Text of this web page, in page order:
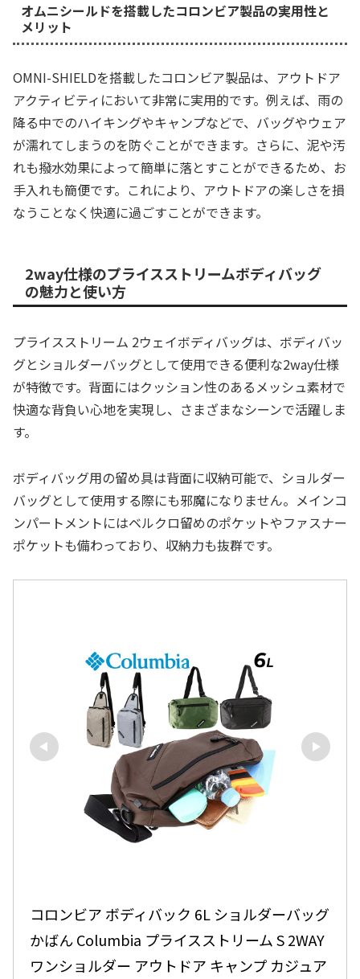
オムニシールドを搭載したコロンビア製品の実用性と
メリット
OMNI-SHIELDを搭載したコロンビア製品は、アウトドア
アクティビティにおいて非常に実用的です。例えば、雨の
降る中でのハイキングやキャンプなどで、バッグやウェア
が濡れてしまうのを防ぐことができます。さらに、泥や汚
れも撥水効果によって簡単に落とすことができるため、お
手入れも簡便です。これにより、アウトドアの楽しさを損
なうことなく快適に過ごすことができます。
2way仕様のプライスストリームボディバッグ
の魅力と使い方
プライスストリーム 2ウェイボディバッグは、ボディバッ
グとショルダーバッグとして使用できる便利な2way仕様
が特徴です。背面にはクッション性のあるメッシュ素材で
快適な背負い心地を実現し、さまざまなシーンで活躍しま
す。
ボディバッグ用の留め具は背面に収納可能で、ショルダー
バッグとして使用する際にも邪魔になりません。メインコ
ンパートメントにはベルクロ留めのポケットやファスナー
ポケットも備わっており、収納力も抜群です。
コロンビア ボディバック 6L ショルダーバッグ
かばん Columbia プライスストリーム S 2WAY
ワンショルダー アウトドア キャンプ カジュア